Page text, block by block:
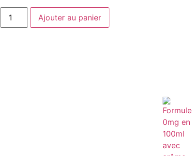
Ajouter au panier